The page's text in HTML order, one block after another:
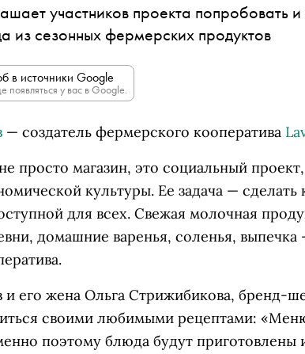
участников проекта попробовать и
из сезонных фермерских продуктов
в источники Google
появляться у вас в Google.
— создатель фермерского кооператива
просто магазин, это социальный
культуры. Ее задача —
для всех. Свежая молочная
домашние варенья, соленья,
и его жена Ольга Стрижибикова, бренд-
своими любимыми рецептами:
поэтому блюда будут приготовлены